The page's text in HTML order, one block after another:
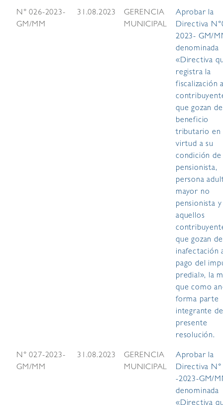
N° 026-2023-
GM/MM
31.08.2023
GERENCIA
MUNICIPAL
Aprobar la
Directiva
2023- GM/
denominada
«Directiva
registra la
fiscalización
que gozan de
beneficio
tributario en
virtud a su
condición de
pensionista,
persona
mayor no
pensionista y
aquellos
que gozan
inafectación
pago del
predial», la
que como
forma parte
integrante
presente
resolución.
N° 027-2023-
GM/MM
31.08.2023
GERENCIA
MUNICIPAL
Aprobar la
Directiva N°
-2023-GM/
denominada